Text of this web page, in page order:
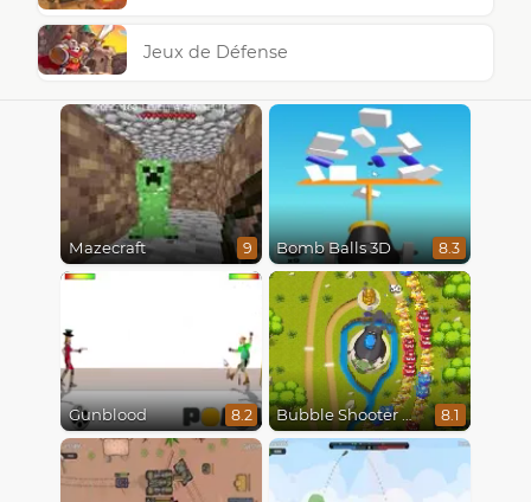
Jeux de Défense
Mazecraft 9 Bomb Balls 3D 8.3
Gunblood 8.2 Bubble Shooter Online 8.1